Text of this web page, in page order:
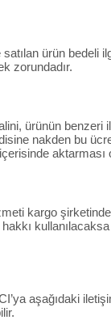
satılan ürün
zorundadır.
ürünün
nakden bu
aktarması
kargo
aşağıdaki